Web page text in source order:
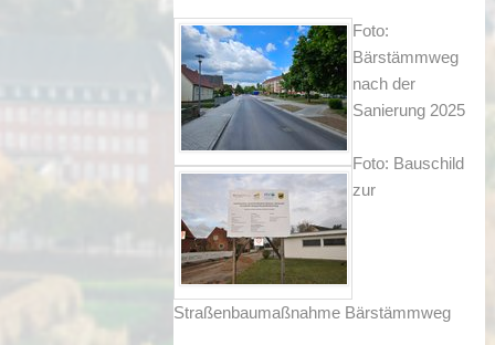
Foto:
Bärstämmweg
nach der
Sanierung 2025
Foto: Bauschild
zur
Straßenbaumaßnahme Bärstämmweg